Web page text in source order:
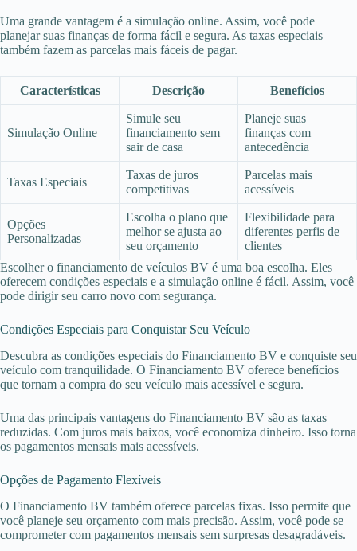
Uma grande vantagem é a simulação online. Assim, você pode
planejar suas finanças de forma fácil e segura. As taxas especiais
também fazem as parcelas mais fáceis de pagar.
Características Descrição Benefícios
Simulação Online
Simule seu
financiamento sem
sair de casa
Planeje suas
finanças com
antecedência
Taxas Especiais
Taxas de juros
competitivas
Parcelas mais
acessíveis
Opções
Personalizadas
Escolha o plano que
melhor se ajusta ao
seu orçamento
Flexibilidade para
diferentes perfis de
clientes
Escolher o financiamento de veículos BV é uma boa escolha. Eles
oferecem condições especiais e a simulação online é fácil. Assim, você
pode dirigir seu carro novo com segurança.
Condições Especiais para Conquistar Seu Veículo
Descubra as condições especiais do Financiamento BV e conquiste seu
veículo com tranquilidade. O Financiamento BV oferece benefícios
que tornam a compra do seu veículo mais acessível e segura.
Uma das principais vantagens do Financiamento BV são as taxas
reduzidas. Com juros mais baixos, você economiza dinheiro. Isso torna
os pagamentos mensais mais acessíveis.
Opções de Pagamento Flexíveis
O Financiamento BV também oferece parcelas fixas. Isso permite que
você planeje seu orçamento com mais precisão. Assim, você pode se
comprometer com pagamentos mensais sem surpresas desagradáveis.